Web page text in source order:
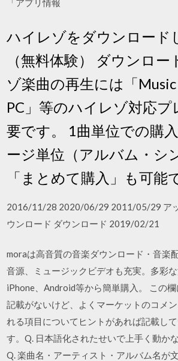
「アプリ情報
ハイレゾをダウンロード
（無料体験） ダウンロ
ゾ楽曲の再生には「
PC」等のハイレゾ対応
要です。 1曲単位での購
ージ単位（アルバム・シ
「まとめて購入」も可能
2016/11/28 2020/06/29 2011/05/29 ア
ウンロード ダウンロード 2019/02/21
moraは高音質の音楽ダウンロード・音楽
音源、ミュージックビデオも充実。多彩な
iPhone、Android等から簡単購入。 この欄
記載がないけど、よくマーケットのコメ
れる項目についてヒントがあれば記載し
す。Q. 日本語化されたせいで上手く動か
Q. 楽曲名・アーティスト・アルバム名が